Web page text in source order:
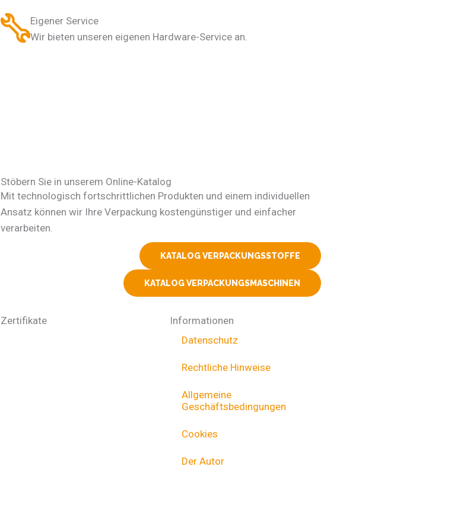
Eigener Service
Wir bieten unseren eigenen Hardware-Service an.
Stöbern Sie in unserem Online-Katalog
Mit technologisch fortschrittlichen Produkten und einem individuellen
Ansatz können wir Ihre Verpackung kostengünstiger und einfacher
verarbeiten.
KATALOG VERPACKUNGSSTOFFE
KATALOG VERPACKUNGSMASCHINEN
Zertifikate
Informationen
Datenschutz
Rechtliche Hinweise
Allgemeine
Geschäftsbedingungen
Cookies
Der Autor